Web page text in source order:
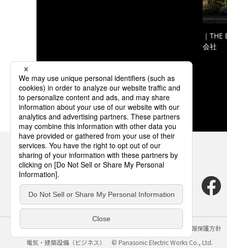
｜
会社
サイトのご利用にあたって クッキーポリシー
個人情報保護方針
電気・建築設備（ビジネス）
© Panasonic Electric Works Co., Ltd.